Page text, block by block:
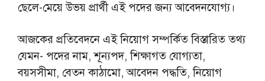
ছেলে-মেয়ে উভয় প্রার্থী এই পদের জন্য আবেদনযোগ্য।
আজকের প্রতিবেদনে এই নিয়োগ সম্পর্কিত বিস্তারিত তথ্য
যেমন- পদের নাম, শূন্যপদ, শিক্ষাগত যোগ্যতা,
বয়সসীমা, বেতন কাঠামো, আবেদন পদ্ধতি, নিয়োগ